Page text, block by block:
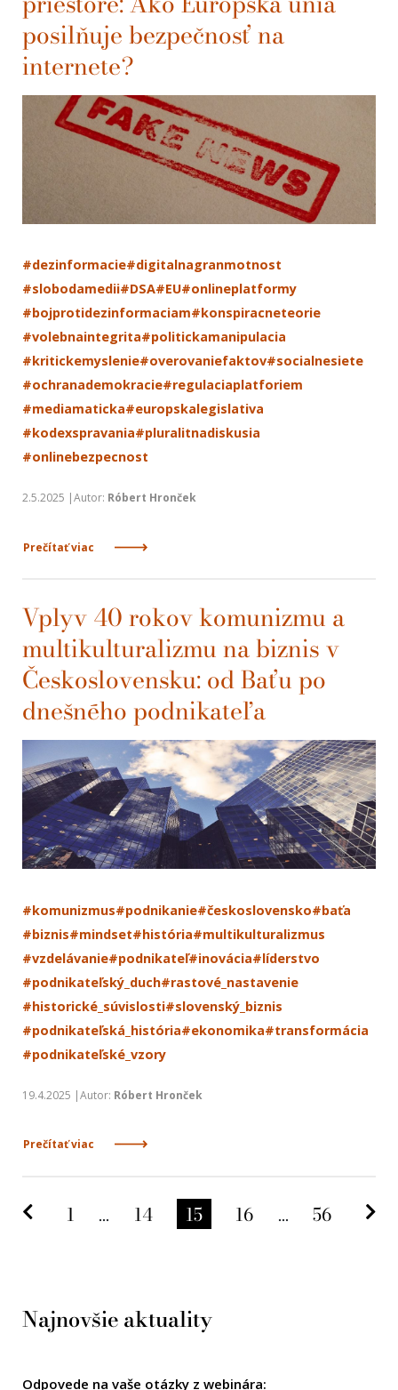
posilňuje bezpečnosť na
internete?
#dezinformacie#digitalnagranmotnost
#slobodamedii#DSA#EU#onlineplatformy
#bojprotidezinformaciam#konspiracneteorie
#volebnaintegrita#politickamanipulacia
#kritickemyslenie#overovaniefaktov#socialnesiete
#ochranademokracie#regulaciaplatforiem
#mediamaticka#europskalegislativa
#kodexspravania#pluralitnadiskusia
#onlinebezpecnost
2.5.2025 |Autor: Róbert Hronček
Prečítať viac
Vplyv 40 rokov komunizmu a
multikulturalizmu na biznis v
Československu: od Baťu po
dnešného podnikateľa
#komunizmus#podnikanie#československo#baťa
#biznis#mindset#história#multikulturalizmus
#vzdelávanie#podnikateľ#inovácia#líderstvo
#podnikateľský_duch#rastové_nastavenie
#historické_súvislosti#slovenský_biznis
#podnikateľská_história#ekonomika#transformácia
#podnikateľské_vzory
19.4.2025 |Autor: Róbert Hronček
Prečítať viac
Predchádzajúca strana
1 14 15 16 56
Najnovšie aktuality
Odpovede na vaše otázky z webinára: